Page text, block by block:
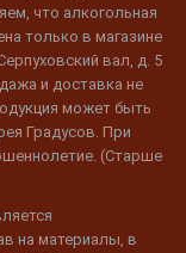
что алкогольная
только в магазине
вал, д. 5
и доставка не
может быть
Градусов. При
(Старше
на материалы, в